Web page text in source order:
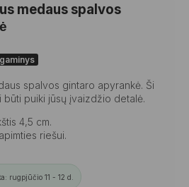
medaus spalvos
spalvos gintaro apyrankė. Ši
būti puiki jūsų įvaizdžio detalė.
4,5 cm.
riešui.
rugpjūčio 11 - 12 d.